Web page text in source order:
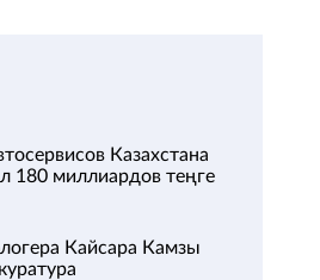
Казахстана
180 миллиардов теңге
Кайсара Камзы